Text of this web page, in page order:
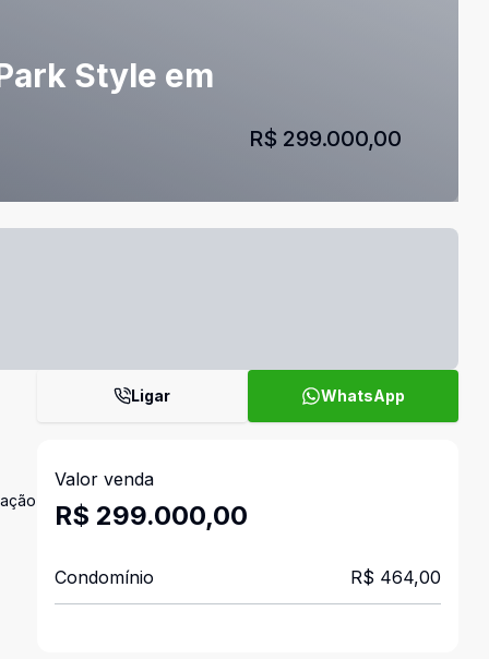
Style em
R$ 299.000,00
Ligar WhatsApp
Valor venda
R$ 299.000,00
Condomínio R$ 464,00